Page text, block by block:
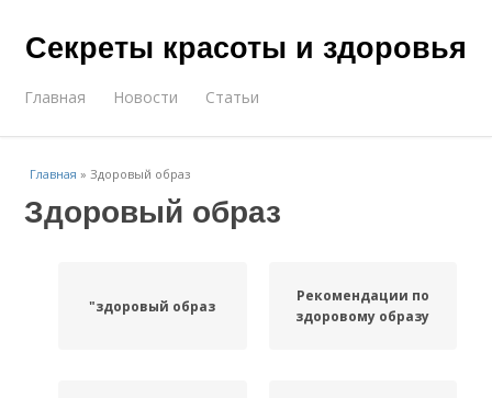
Секреты красоты и здоровья
Главная Новости Статьи
Главная »Здоровый образ
Здоровый образ
"здоровый образ
Рекомендации по
здоровому образу